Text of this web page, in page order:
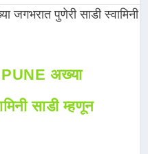
अख्या
साडी म्हणून